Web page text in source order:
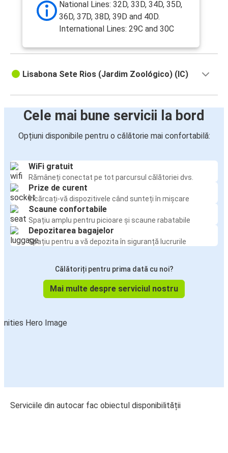
National Lines: 32D, 33D, 34D, 35D,
36D, 37D, 38D, 39D and 40D.
International Lines: 29C and 30C
Lisabona Sete Rios (Jardim Zoológico) (IC)
Cele mai bune servicii la bord
Opțiuni disponibile pentru o călătorie mai confortabilă:
WiFi gratuit
Rămâneți conectat pe tot parcursul călătoriei dvs.
Prize de curent
Încărcați-vă dispozitivele când sunteți în mișcare
Scaune confortabile
Spațiu amplu pentru picioare și scaune rabatabile
Depozitarea bagajelor
Spațiu pentru a vă depozita în siguranță lucrurile
Călătoriți pentru prima dată cu noi?
Mai multe despre serviciul nostru
Serviciile din autocar fac obiectul disponibilității